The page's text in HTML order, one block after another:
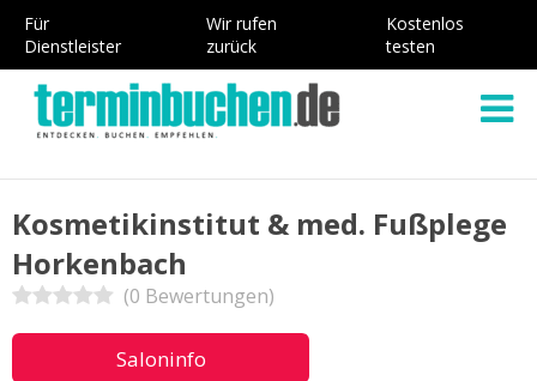
Für
Dienstleister
Wir rufen
zurück
Kostenlos
testen
Kosmetikinstitut & med. Fußplege
Horkenbach
(0 Bewertungen)
Saloninfo